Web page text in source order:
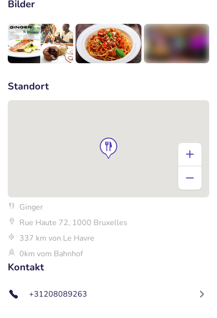
Bilder
Standort
Ginger
Rue Haute 72, 1000 Bruxelles
337 km von Le Havre
0km vom Bahnhof
Kontakt
+31208089263